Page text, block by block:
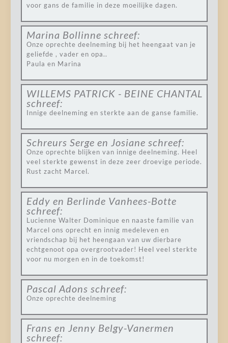
voor gans de familie in deze moeilijke dagen.
Marina Bollinne schreef:
Onze oprechte deelneming bij het heengaat van je
geliefde , vader en opa..
Paula en Marina
WILLEMS PATRICK - BEINE CHANTAL
schreef:
Innige deelneming en sterkte aan de ganse familie.
Schreurs Serge en Josiane schreef:
Onze oprechte blijken van innige deelneming. Heel
veel sterkte gewenst in deze zeer droevige periode.
Rust zacht Marcel.
Eddy en Berlinde Vanhees-Botte
schreef:
Lucienne Walter Dominique en naaste familie van
Marcel ons oprecht en innig medeleven en
vriendschap bij het heengaan van uw dierbare
echtgenoot opa overgrootvader! Heel veel sterkte
voor nu morgen en in de toekomst!
Pascal Adons schreef:
Onze oprechte deelneming
Frans en Jenny Belgy-Vanermen
schreef: